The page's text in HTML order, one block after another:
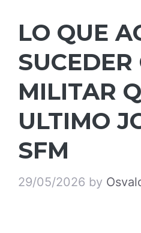
LO QUE
SUCEDER
MILITAR
ULTIMO
SFM
29/05/2026 by